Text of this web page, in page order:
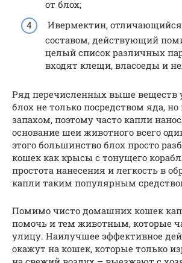
от блох;
Ивермектин,
составом, действующий
целый список различных
входят клещи, власоеды и
Ряд перечисленных выше веществ
блох не только посредством яда, но
запахом, поэтому часто капли
основание шеи животного всего
этого большинство блох просто
кошек как крысы с тонущего
простота нанесения и легкость в
капли таким популярным
Помимо чисто домашних кошек
помочь и тем животным, которые
улицу. Наилучшее эффективное
окажут на кошек, которые только